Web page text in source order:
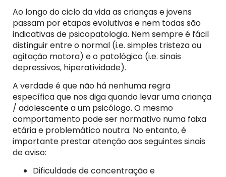
Ao longo do ciclo da vida as crianças e jovens
passam por etapas evolutivas e nem todas são
indicativas de psicopatologia. Nem sempre é fácil
distinguir entre o normal (i.e. simples tristeza ou
agitação motora) e o patológico (i.e. sinais
depressivos, hiperatividade).
A verdade é que não há nenhuma regra
específica que nos diga quando levar uma criança
/ adolescente a um psicólogo. O mesmo
comportamento pode ser normativo numa faixa
etária e problemático noutra. No entanto, é
importante prestar atenção aos seguintes sinais
de aviso:
Dificuldade de concentração e